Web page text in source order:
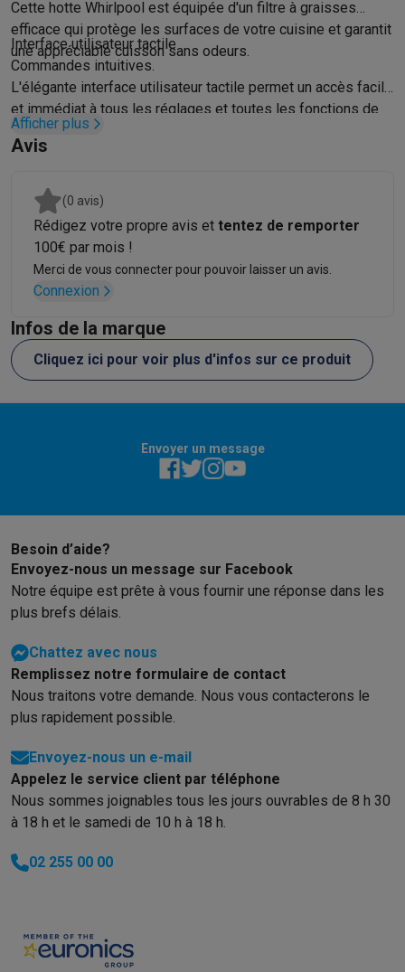
SoldesToutes les soldes Soldes gros électroSoldes petit
ActionsDeals du momentPromotions Soldes
Voici pourquoi choisir Krëfel
Installation à domicileInstallation gros électroInstallation
Modes de paiementGift cardÉcochèquesAcheter à créditAlma
Service clientRéparation de votre appareil
Gros électro & encastrable
Télévision & Audio
Sport & LoisirsChoisir une montre connectéeChoisir une
Outlet
OutletToutes nos offres outletOutlet multimedia & téléphonie
Cette hotte Whirlpool est équipée d'un filtre à graisses
efficace qui protège les surfaces de votre cuisine et garantit
une appréciable cuisson sans odeurs.
Interface utilisateur tactile
Commandes intuitives.
L'élégante interface utilisateur tactile permet un accès facile
et immédiat à tous les réglages et toutes les fonctions de
votre hotte.
Afficher plus
Avis
(0 avis)
Rédigez votre propre avis et tentez de remporter
100€ par mois !
Merci de vous connecter pour pouvoir laisser un avis.
Connexion
Infos de la marque
Cliquez ici pour voir plus d'infos sur ce produit
Envoyer un message
Besoin d’aide?
Envoyez-nous un message sur Facebook
Notre équipe est prête à vous fournir une réponse dans les
plus brefs délais.
Chattez avec nous
Remplissez notre formulaire de contact
Nous traitons votre demande. Nous vous contacterons le
plus rapidement possible.
Envoyez-nous un e-mail
Appelez le service client par téléphone
Nous sommes joignables tous les jours ouvrables de 8 h 30
à 18 h et le samedi de 10 h à 18 h.
02 255 00 00